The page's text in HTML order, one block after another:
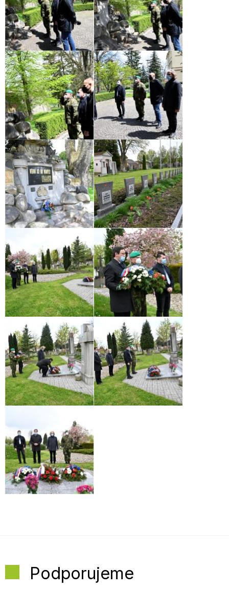
Podporujeme